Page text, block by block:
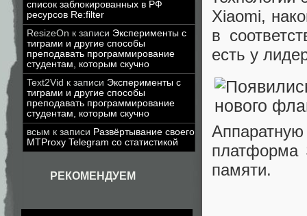
список заблокированных в РФ
ресурсов Re:filter
ResizeOn к записи Эксперименты с
тиграми и другие способы
преподавать программирование
студентам, которым скучно
Text2Vid к записи Эксперименты с
тиграми и другие способы
преподавать программирование
студентам, которым скучно
всым к записи Развёртывание своего
MTProxy Telegram со статистикой
РЕКОМЕНДУЕМ
Xiaomi,
в
есть у
памяти.